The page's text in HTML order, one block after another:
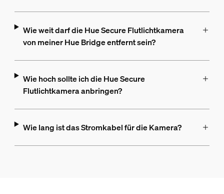
Wie weit darf die Hue Secure Flutlichtkamera
von meiner Hue Bridge entfernt sein?
Wie hoch sollte ich die Hue Secure
Flutlichtkamera anbringen?
Wie lang ist das Stromkabel für die Kamera?